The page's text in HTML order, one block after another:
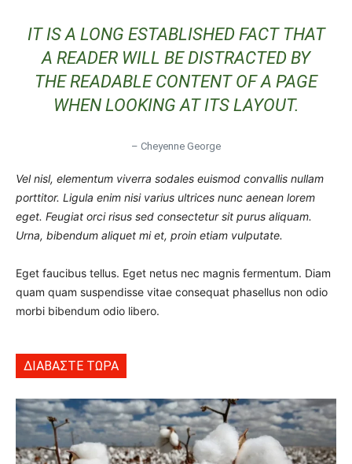
IT IS A LONG ESTABLISHED FACT THAT
A READER WILL BE DISTRACTED BY
THE READABLE CONTENT OF A PAGE
WHEN LOOKING AT ITS LAYOUT.
– Cheyenne George
Vel nisl, elementum viverra sodales euismod convallis nullam
porttitor. Ligula enim nisi varius ultrices nunc aenean lorem
eget. Feugiat orci risus sed consectetur sit purus aliquam.
Urna, bibendum aliquet mi et, proin etiam vulputate.
Eget faucibus tellus. Eget netus nec magnis fermentum. Diam
quam quam suspendisse vitae consequat phasellus non odio
morbi bibendum odio libero.
ΔΙΑΒΑΣΤΕ ΤΩΡΑ